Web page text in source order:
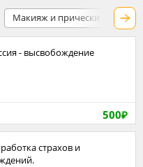
Макияж и прически
500₽